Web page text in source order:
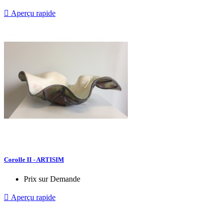
 Aperçu rapide
Corolle II - ARTISIM
Prix sur Demande
 Aperçu rapide